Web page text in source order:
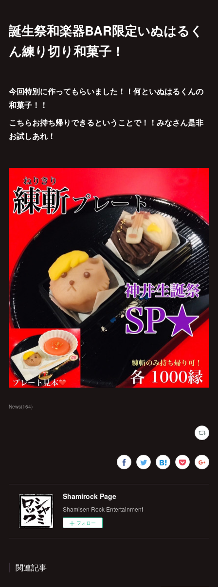
誕生祭和楽器BAR限定いぬはるく
ん練り切り和菓子！
今回特別に作ってもらいました！！何といぬはるくんの
和菓子！！
こちらお持ち帰りできるということで！！みなさん是非
お試しあれ！
News(164)
Shamirock Page
Shamisen Rock Entertainment
フォロー
関連記事